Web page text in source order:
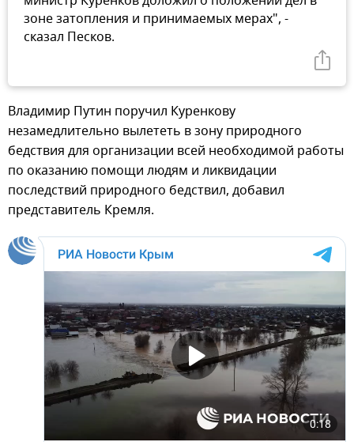
зоне затопления и принимаемых мерах", -
сказал Песков.
Владимир Путин поручил Куренкову
незамедлительно вылететь в зону природного
бедствия для организации всей необходимой работы
по оказанию помощи людям и ликвидации
последствий природного бедствил, добавил
представитель Кремля.